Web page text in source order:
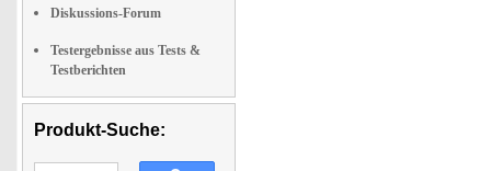
Diskussions-Forum
Testergebnisse aus Tests &
Testberichten
Produkt-Suche: